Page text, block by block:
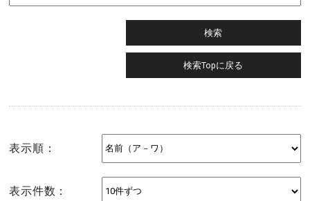
表示順：
表示件数：